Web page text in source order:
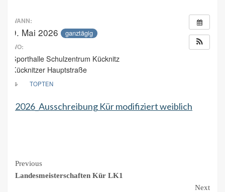
WANN:
9. Mai 2026 ganztägig
WO:
Sporthalle Schulzentrum Kücknitz
Kücknitzer Hauptstraße
TOPTEN
2026_Ausschreibung Kür modifiziert weiblich
Continue
Previous
Landesmeisterschaften Kür LK1
Next